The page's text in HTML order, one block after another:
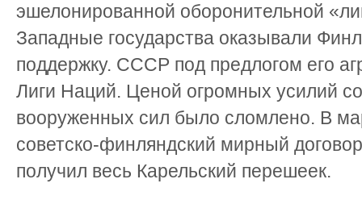
эшелонированной оборонительной
Западные государства оказывали
поддержку. СССР под предлогом его
Лиги Наций. Ценой огромных усилий
вооруженных сил было сломлено. В
советско-финляндский мирный
получил весь Карельский перешеек.